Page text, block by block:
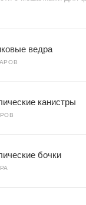
ведра
канистры
бочки